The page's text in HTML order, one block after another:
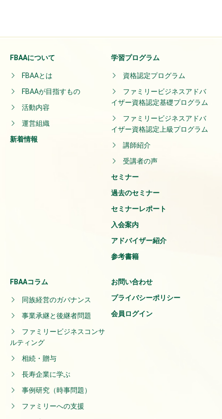
FBAAについて
FBAAとは
FBAAが目指すもの
活動内容
運営組織
新着情報
学習プログラム
資格認定プログラム
ファミリービジネスアドバ
イザー資格認定基礎プログラム
ファミリービジネスアドバ
イザー資格認定上級プログラム
講師紹介
受講者の声
セミナー
過去のセミナー
セミナーレポート
入会案内
アドバイザー紹介
参考書籍
FBAAコラム
同族経営のガバナンス
事業承継と後継者問題
ファミリービジネスコンサ
ルティング
相続・贈与
長寿企業に学ぶ
事例研究（時事問題）
ファミリーへの支援
お問い合わせ
プライバシーポリシー
会員ログイン